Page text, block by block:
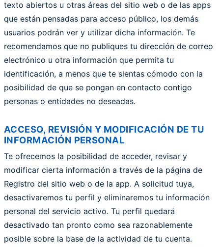
texto abiertos u otras áreas del sitio web o de las apps
que están pensadas para acceso público, los demás
usuarios podrán ver y utilizar dicha información. Te
recomendamos que no publiques tu dirección de correo
electrónico u otra información que permita tu
identificación, a menos que te sientas cómodo con la
posibilidad de que se pongan en contacto contigo
personas o entidades no deseadas.
ACCESO, REVISIÓN Y MODIFICACIÓN DE TU
INFORMACIÓN PERSONAL
Te ofrecemos la posibilidad de acceder, revisar y
modificar cierta información a través de la página de
Registro del sitio web o de la app. A solicitud tuya,
desactivaremos tu perfil y eliminaremos tu información
personal del servicio activo. Tu perfil quedará
desactivado tan pronto como sea razonablemente
posible sobre la base de la actividad de tu cuenta.